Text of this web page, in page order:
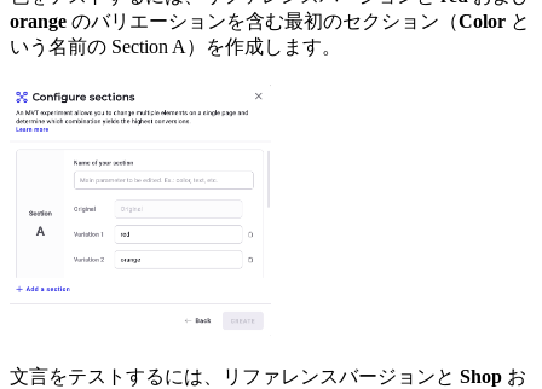
orange のバリエーションを含む最初のセクション（Color と
いう名前の Section A）を作成します。
文言をテストするには、リファレンスバージョンと Shop お